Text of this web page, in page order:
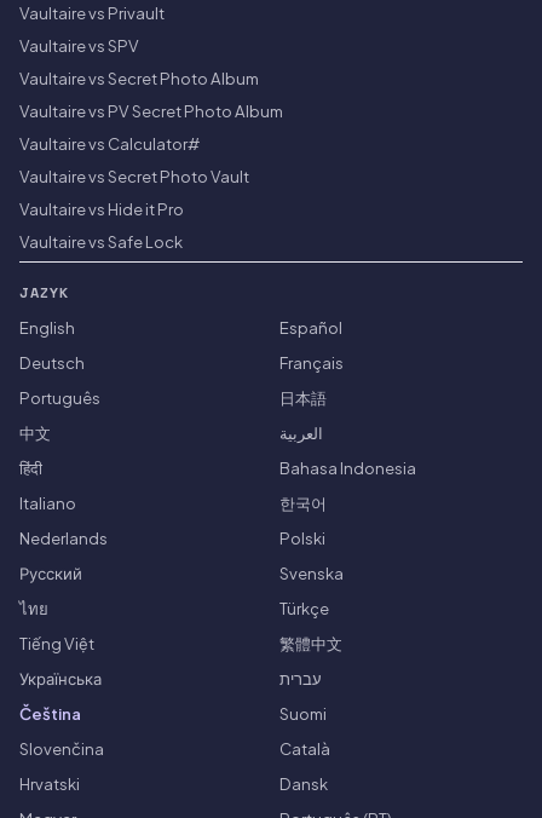
Vaultaire vs Privault
Vaultaire vs SPV
Vaultaire vs Secret Photo Album
Vaultaire vs PV Secret Photo Album
Vaultaire vs Calculator#
Vaultaire vs Secret Photo Vault
Vaultaire vs Hide it Pro
Vaultaire vs Safe Lock
JAZYK
English
Español
Deutsch
Français
Português
日本語
中文
العربية
हिंदी
Bahasa Indonesia
Italiano
한국어
Nederlands
Polski
Русский
Svenska
ไทย
Türkçe
Tiếng Việt
繁體中文
Українська
עברית
Čeština
Suomi
Slovenčina
Català
Hrvatski
Dansk